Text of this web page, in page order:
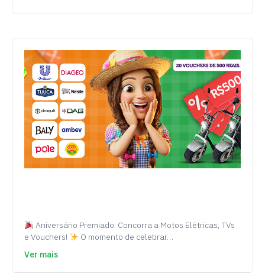
Aniversário Premiado: Concorra a Motos Elétricas, TVs
e Vouchers!
O momento de celebrar…
Ver mais